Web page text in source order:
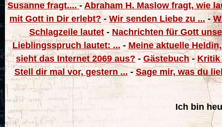
Susanne fragt....- Abraham H. Maslow fragt, wie
mit Gott in Dir erlebt?- Wir senden Liebe zu ... -
Schlagzeile lautet - Nachrichten für Gott
Lieblingsspruch lautet: ... - Meine aktuelle
sieht das Internet 2069 aus? - Gästebuch-Kritik
Stell dir mal vor, gestern ... -Sage mir, was du
Ich bin